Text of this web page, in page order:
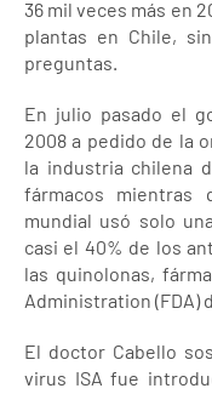
36 mil veces más en
plantas en Chile,
preguntas.
En julio pasado el
2008 a pedido de la
la industria chilena
fármacos mientras
mundial usó solo
casi el 40% de los
las quinolonas,
Administration (FDA)
El doctor Cabello
virus ISA fue